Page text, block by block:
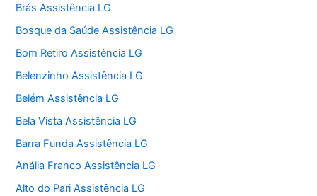
Brás Assistência LG
Bosque da Saúde Assistência LG
Bom Retiro Assistência LG
Belenzinho Assistência LG
Belém Assistência LG
Bela Vista Assistência LG
Barra Funda Assistência LG
Anália Franco Assistência LG
Alto do Pari Assistência LG